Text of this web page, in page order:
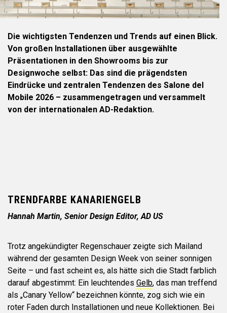
Die wichtigsten Tendenzen und Trends auf einen Blick.
Von großen Installationen über ausgewählte
Präsentationen in den Showrooms bis zur
Designwoche selbst: Das sind die prägendsten
Eindrücke und zentralen Tendenzen des Salone del
Mobile 2026 – zusammengetragen und versammelt
von der internationalen AD-Redaktion.
TRENDFARBE KANARIENGELB
Hannah Martin, Senior Design Editor, AD US
Trotz angekündigter Regenschauer zeigte sich Mailand
während der gesamten Design Week von seiner sonnigen
Seite – und fast scheint es, als hätte sich die Stadt farblich
darauf abgestimmt: Ein leuchtendes Gelb, das man treffend
als „Canary Yellow“ bezeichnen könnte, zog sich wie ein
roter Faden durch Installationen und neue Kollektionen. Bei